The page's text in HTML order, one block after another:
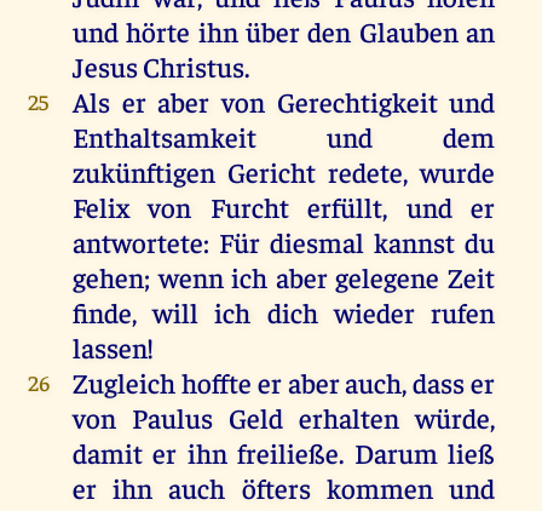
und hörte ihn über den Glauben an
JesusChristus.
25 Als er aber von Gerechtigkeit und
Enthaltsamkeit und
dem
zukünftigen Gericht redete,wurde
Felix von Furcht erfüllt, und er
antwortete: Für diesmal kannst du
gehen;wenn ich abergelegeneZeit
finde,will ich dich wieder rufen
lassen!
26 Zugleichhoffte eraberauch, dasser
von Paulus Geld erhalten würde,
damit er ihnfreiließe. Darum ließ
er ihn auch öfters kommen und